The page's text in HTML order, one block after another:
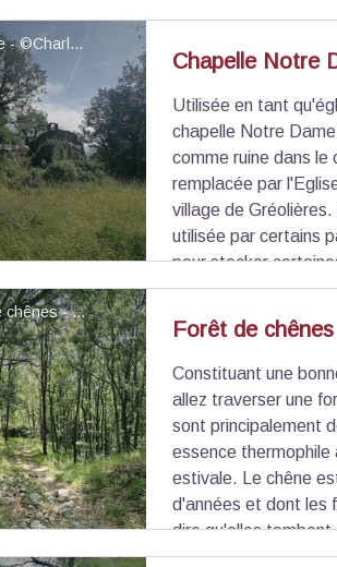
Chapelle - ©Charlotte Depardon - PNR Préalpes d'Azur
Voir l'image en plein écran
et histoire Chapelle Notre
Utilisée en tant
chapelle Notre
comme ruine dans
remplacée par
village de
utilisée par certains
pour stocker
années. Pour en savoir plus sur la
:Chapelle Notre Dame de Verdelaye
.
Forêt de chênes - ©Charlotte Depardon - PNR Préalpes d'Azur
Forêt de chênes
Constituant une
allez traverser une
sont principalement
essence
estivale. Le chêne
d'années et dont les
dire qu'elles tombent
chênaie peut s'accompagner d'autres